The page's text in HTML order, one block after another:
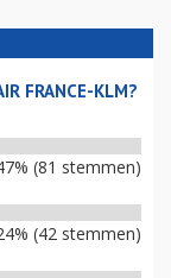
FRANCE-KLM?
(81 stemmen)
(42 stemmen)